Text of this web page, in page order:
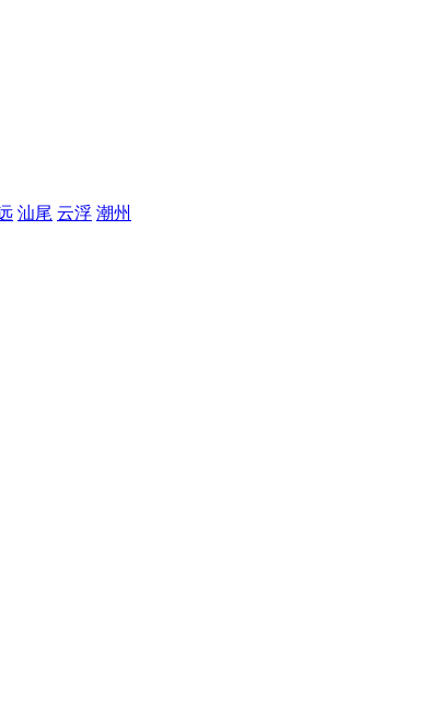
汕尾 云浮 潮州